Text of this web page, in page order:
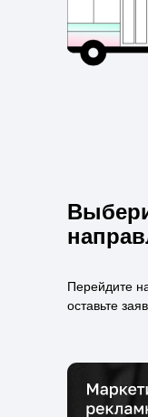
Перейдите
оставьте